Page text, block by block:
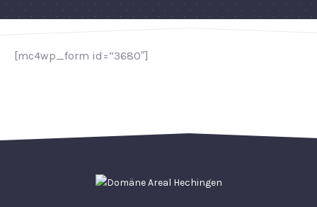
[mc4wp_form id=“3680″]